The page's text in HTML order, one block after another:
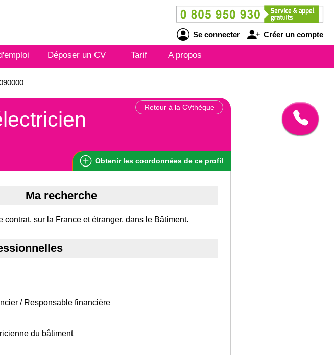
Se connecter Créer un compte
Déposer un CV Tarif A propos
Retour à la CVthèque
Obtenir les coordonnées de ce profil
Ma recherche
contrat, sur la France et étranger, dans le Bâtiment.
/ Responsable financière
du bâtiment